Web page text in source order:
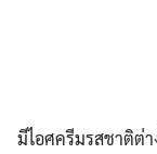
มีไอศครีมรสชาติต่า